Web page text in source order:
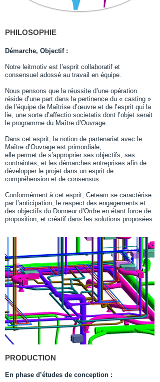
PHILOSOPHIE​
Démarche, Objectif :
Notre leitmotiv est l’esprit collaboratif et
consensuel adossé au travail en équipe.
Nous pensons que la réussite d’une opération
réside d’une part dans la pertinence du « casting »
de l’équipe de Maîtrise d’œuvre et de l’esprit qui la
lie, une sorte d’affectio societatis dont l’objet serait
le programme du Maître d’Ouvrage.
Dans cet esprit, la notion de partenariat avec le
Maître d’Ouvrage est primordiale,
elle permet de s’approprier ses objectifs, ses
contraintes, et les démarches entreprises afin de
développer le projet dans un esprit de
compréhension et de consensus.
Conformément à cet esprit, Ceteam se caractérise
par l’anticipation, le respect des engagements et
des objectifs du Donneur d’Ordre en étant force de
proposition, et créatif dans les solutions proposées.
PRODUCTION
En phase d’études de conception :